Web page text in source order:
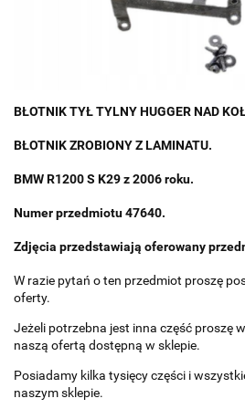
BŁOTNIK TYŁ TYLNY HUGGER NAD
BŁOTNIK ZROBIONY Z LAMINATU.
BMW R1200 S K29 z 2006 roku.
Numer przedmiotu 47640.
Zdjęcia przedstawiają oferowany
W razie pytań o ten przedmiot proszę
oferty.
Jeżeli potrzebna jest inna część proszę
naszą ofertą dostępną w sklepie.
Posiadamy kilka tysięcy części i
naszym sklepie.